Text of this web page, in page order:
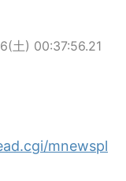
土) 00:37:56.21
mnewspl